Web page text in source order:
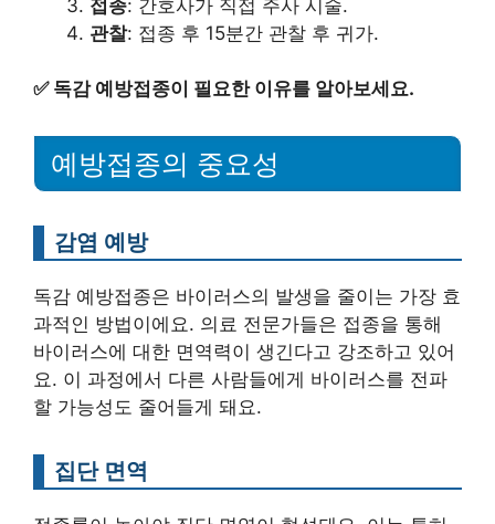
접종: 간호사가 직접 주사 시술.
관찰: 접종 후 15분간 관찰 후 귀가.
✅ 독감 예방접종이 필요한 이유를 알아보세요.
예방접종의 중요성
감염 예방
독감 예방접종은 바이러스의 발생을 줄이는 가장 효
과적인 방법이에요. 의료 전문가들은 접종을 통해
바이러스에 대한 면역력이 생긴다고 강조하고 있어
요. 이 과정에서 다른 사람들에게 바이러스를 전파
할 가능성도 줄어들게 돼요.
집단 면역